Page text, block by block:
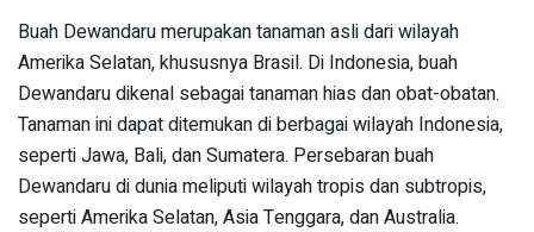
Buah Dewandaru merupakan tanaman asli dari wilayah
Amerika Selatan, khususnya Brasil. Di Indonesia, buah
Dewandaru dikenal sebagai tanaman hias dan obat-obatan.
Tanaman ini dapat ditemukan di berbagai wilayah Indonesia,
seperti Jawa, Bali, dan Sumatera. Persebaran buah
Dewandaru di dunia meliputi wilayah tropis dan subtropis,
seperti Amerika Selatan, Asia Tenggara, dan Australia.